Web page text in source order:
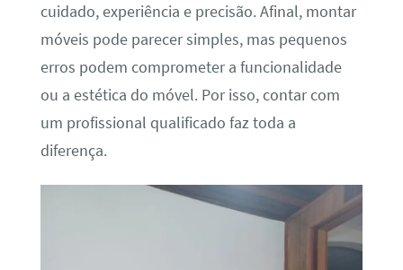
cuidado, experiência e precisão. Afinal, montar
móveis pode parecer simples, mas pequenos
erros podem comprometer a funcionalidade
ou a estética do móvel. Por isso, contar com
um profissional qualificado faz toda a
diferença.